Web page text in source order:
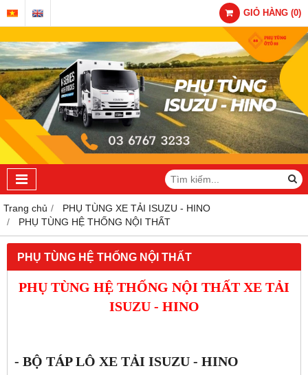
GIỎ HÀNG (0)
Trang chủ
PHỤ TÙNG XE TẢI ISUZU - HINO
PHỤ TÙNG HỆ THỐNG NỘI THẤT
PHỤ TÙNG HỆ THỐNG NỘI THẤT
PHỤ TÙNG HỆ THỐNG NỘI THẤT XE TẢI
ISUZU - HINO
- BỘ TÁP LÔ XE TẢI ISUZU - HINO